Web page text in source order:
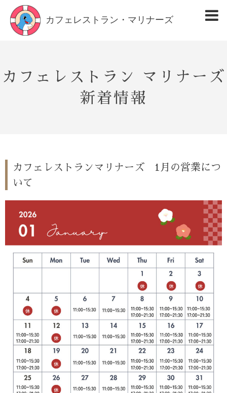
カフェレストラン・マリナーズ
カフェレストラン マリナーズ
新着情報
カフェレストランマリナーズ 1月の営業につ
いて